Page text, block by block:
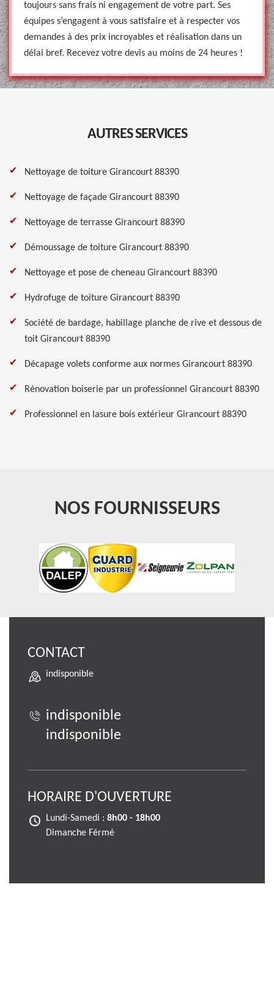
toujours sans frais ni engagement de votre part. Ses
équipes s’engagent à vous satisfaire et à respecter vos
demandes à des prix incroyables et réalisation dans un
délai bref. Recevez votre devis au moins de 24 heures !
AUTRES SERVICES
Nettoyage de toiture Girancourt 88390
Nettoyage de façade Girancourt 88390
Nettoyage de terrasse Girancourt 88390
Démoussage de toiture Girancourt 88390
Nettoyage et pose de cheneau Girancourt 88390
Hydrofuge de toiture Girancourt 88390
Société de bardage, habillage planche de rive et dessous de
toit Girancourt 88390
Décapage volets conforme aux normes Girancourt 88390
Rénovation boiserie par un professionnel Girancourt 88390
Professionnel en lasure bois extérieur Girancourt 88390
NOS FOURNISSEURS
CONTACT
indisponible
indisponible
indisponible
HORAIRE D'OUVERTURE
Lundi-Samedi : 8h00 - 18h00
Dimanche Férmé